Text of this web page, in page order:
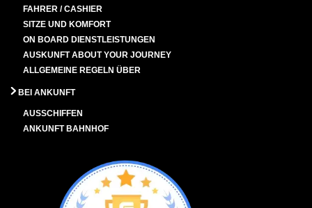
FAHRER / CASHIER
SITZE UND KOMFORT
ON BOARD DIENSTLEISTUNGEN
AUSKUNFT ABOUT YOUR JOURNEY
ALLGEMEINE REGELN ÜBER
BEI ANKUNFT
AUSSCHIFFEN
ANKUNFT BAHNHOF